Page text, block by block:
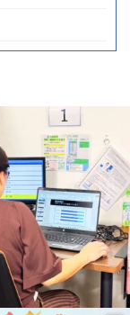
資格まで取得され、今は
をお勉強中のSさん♪...
0